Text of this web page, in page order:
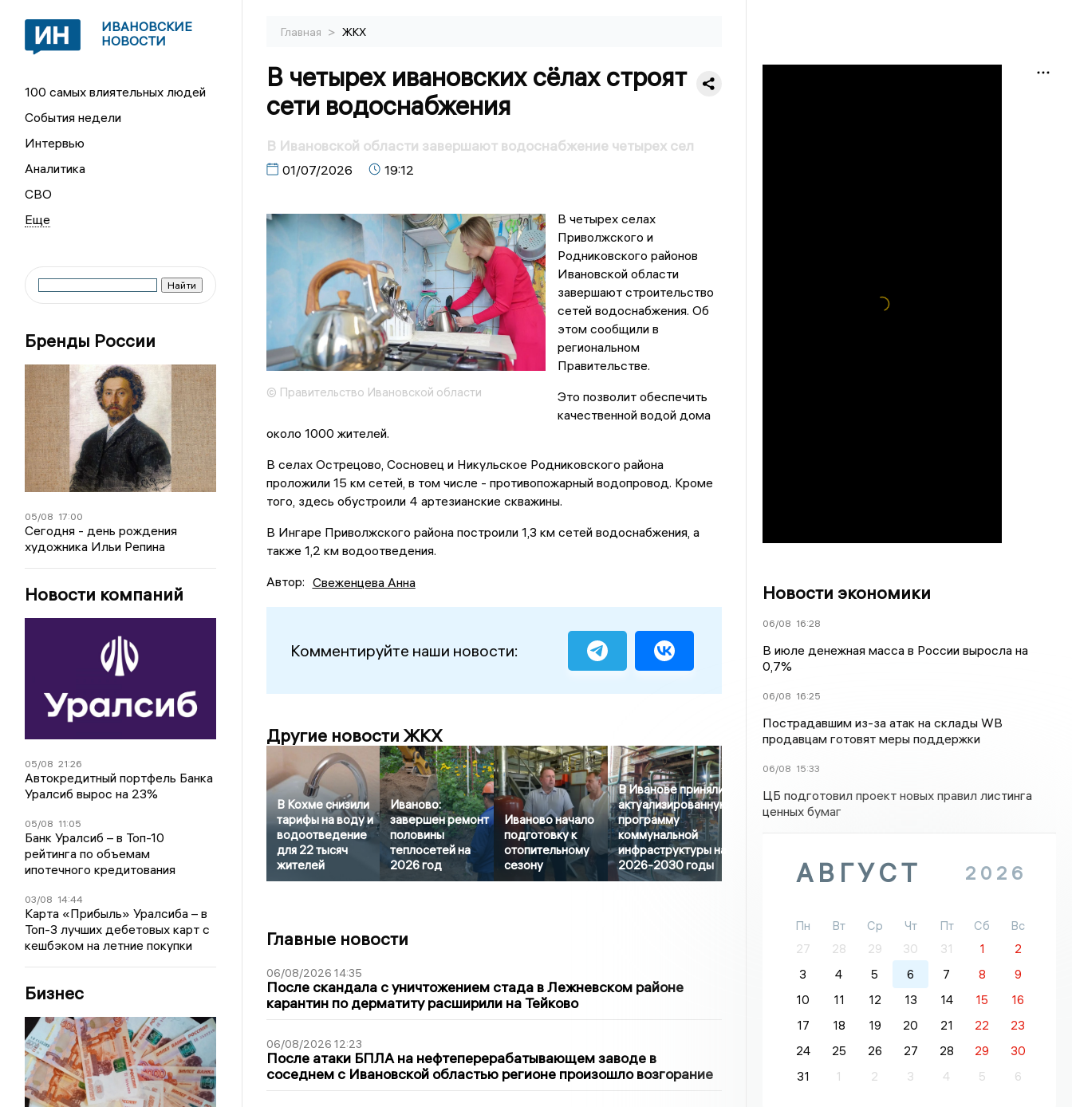
ИВАНОВСКИЕ
НОВОСТИ
100 самых влиятельных людей
События недели
Интервью
Аналитика
СВО
Бренды России
05/08 17:00
Сегодня - день рождения
художника Ильи Репина
Новости компаний
05/08 21:26
Автокредитный портфель Банка
Уралсиб вырос на 23%
05/08 11:05
Банк Уралсиб – в Топ-10
рейтинга по объемам
ипотечного кредитования
03/08 14:44
Карта «Прибыль» Уралсиба – в
Топ-3 лучших дебетовых карт с
кешбэком на летние покупки
Бизнес
Главная > ЖКХ
В четырех ивановских сёлах строят
сети водоснабжения
В Ивановской области завершают водоснабжение четырех сел
01/07/2026 19:12
© Правительство Ивановской области
В четырех селах
Приволжского и
Родниковского районов
Ивановской области
завершают строительство
сетей водоснабжения. Об
этом сообщили в
региональном
Правительстве.
Это позволит обеспечить
качественной водой дома
около 1000 жителей.
В селах Острецово, Сосновец и Никульское Родниковского района
проложили 15 км сетей, в том числе - противопожарный водопровод. Кроме
того, здесь обустроили 4 артезианские скважины.
В Ингаре Приволжского района построили 1,3 км сетей водоснабжения, а
также 1,2 км водоотведения.
Автор: Свеженцева Анна
Комментируйте наши новости:
Другие новости ЖКХ
В Кохме снизили
тарифы на воду и
водоотведение
для 22 тысяч
жителей
Иваново:
завершен ремонт
половины
теплосетей на
2026 год
Иваново начало
подготовку к
отопительному
сезону
В Иванове приняли
актуализированную
программу
коммунальной
инфраструктуры на
2026-2030 годы
Главные новости
06/08/2026 14:35
После скандала с уничтожением стада в Лежневском районе
карантин по дерматиту расширили на Тейково
06/08/2026 12:23
После атаки БПЛА на нефтеперерабатывающем заводе в
соседнем с Ивановской областью регионе произошло возгорание
Новости экономики
06/08 16:28
В июле денежная масса в России выросла на
0,7%
06/08 16:25
Пострадавшим из-за атак на склады WB
продавцам готовят меры поддержки
06/08 15:33
ЦБ подготовил проект новых правил листинга
ценных бумаг
АВГУСТ 2026
Пн Вт Ср Чт Пт Сб
Вс
27
28 29 30 31 1
2
3
4 5 6 7 8
9
10
11 12 13 14 15
16
17
18 19 20 21 22
23
24
25 26 27 28 29
30
31
1 2 3 4 5 6